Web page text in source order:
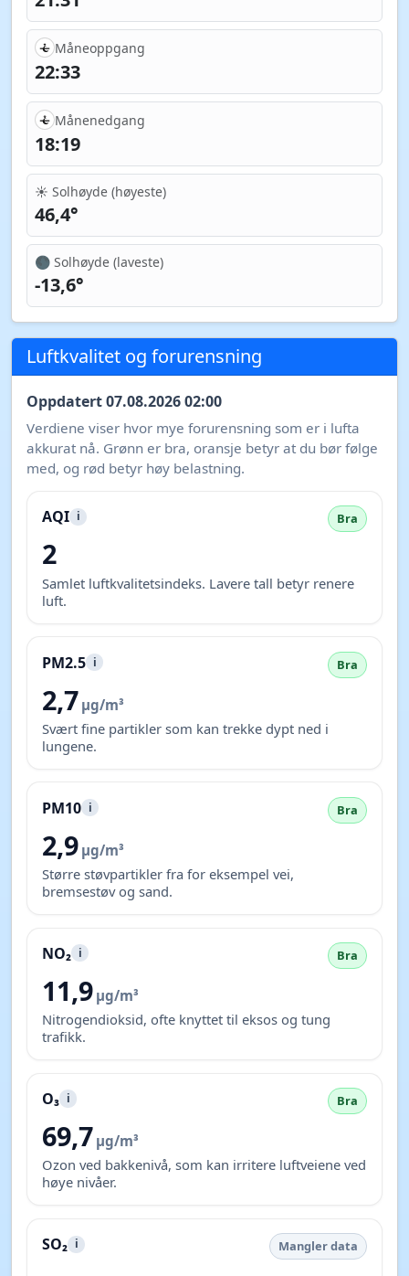
Måneoppgang
22:33
Månenedgang
18:19
☀️ Solhøyde (høyeste)
46,4°
🌑 Solhøyde (laveste)
-13,6°
Luftkvalitet og forurensning
Oppdatert 07.08.2026 02:00
Verdiene viser hvor mye forurensning som er i lufta
akkurat nå. Grønn er bra, oransje betyr at du bør følge
med, og rød betyr høy belastning.
AQI i Bra
2
Samlet luftkvalitetsindeks. Lavere tall betyr renere
luft.
PM2.5 i Bra
2,7 µg/m³
Svært fine partikler som kan trekke dypt ned i
lungene.
PM10 i Bra
2,9 µg/m³
Større støvpartikler fra for eksempel vei,
bremsestøv og sand.
NO₂ i Bra
11,9 µg/m³
Nitrogendioksid, ofte knyttet til eksos og tung
trafikk.
O₃ i Bra
69,7 µg/m³
Ozon ved bakkenivå, som kan irritere luftveiene ved
høye nivåer.
SO₂ i Mangler data